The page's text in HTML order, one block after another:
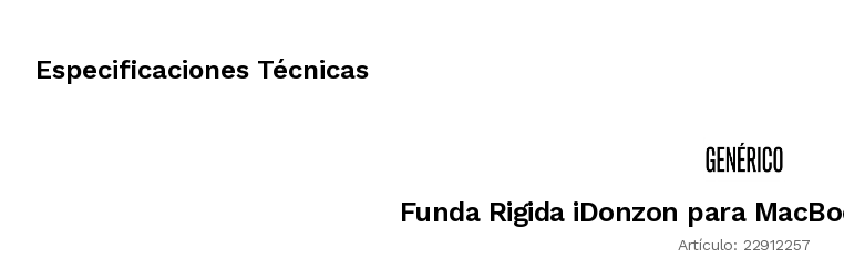
Especificaciones Técnicas
Funda Rigida iDonzon para
Artículo: 22912257